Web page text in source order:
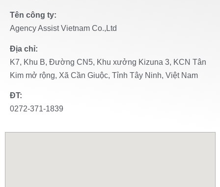
Tên công ty:
Agency Assist Vietnam Co.,Ltd
Địa chỉ:
K7, Khu B, Đường CN5, Khu xưởng Kizuna 3, KCN Tân
Kim mở rộng, Xã Cần Giuộc, Tỉnh Tây Ninh, Việt Nam
ĐT:
0272-371-1839